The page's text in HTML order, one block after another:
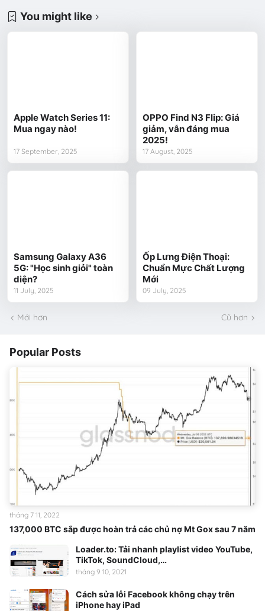
You might like
Apple Watch Series 11:
Mua ngay nào!
17 September, 2025
OPPO Find N3 Flip: Giá
giảm, vẫn đáng mua
2025!
17 August, 2025
Samsung Galaxy A36
5G: "Học sinh giỏi" toàn
diện?
11 July, 2025
Ốp Lưng Điện Thoại:
Chuẩn Mực Chất Lượng
Mới
09 July, 2025
Mới hơn Cũ hơn
Popular Posts
137,000 BTC sắp được hoàn trả các chủ nợ Mt Gox sau 7 năm
tháng 7 11, 2022
Loader.to: Tải nhanh playlist video YouTube,
TikTok, SoundCloud,…
tháng 9 10, 2021
Cách sửa lỗi Facebook không chạy trên
iPhone hay iPad